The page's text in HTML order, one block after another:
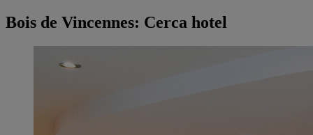
Bois de Vincennes: Cerca hotel